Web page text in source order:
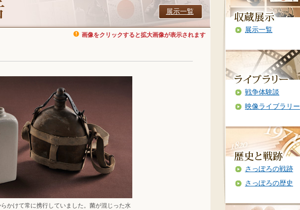
展示一覧
画像をクリックすると拡大画像が表示されます
かけて常に携行していました。菌が混じった水
展示一覧
戦争体験談
映像ライブラリー
さっぽろの戦跡
さっぽろの歴史